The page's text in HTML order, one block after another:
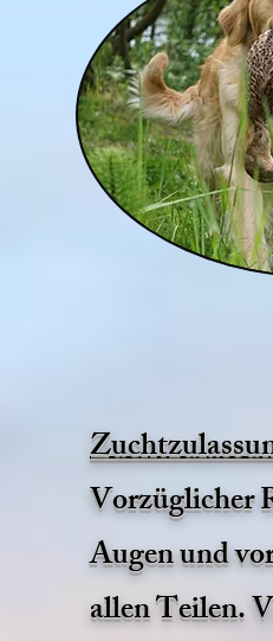
Vorzüglicher
Augen und
allen Teilen.